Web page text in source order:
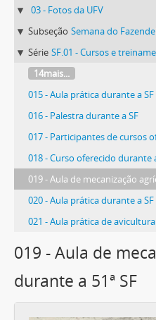
03 - Fotos da UFV
Subseção Semana do
Série SF.01 - Cursos e
14mais...
015 - Aula prática durante a SF
016 - Palestra durante a SF
017 - Participantes de cursos
018 - Curso oferecido durante
019 - Aula de mecanização
020 - Aula prática durante a SF
021 - Aula prática de avicultura
019 - Aula de
durante a 51ª SF